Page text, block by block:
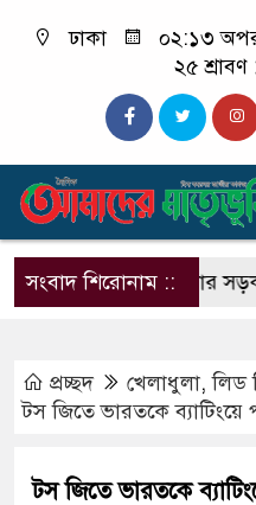
ঢাকা
০২:১৩
২৫ শ্রাবণ
সংবাদ শিরোনাম ::
দেড় কিলোমিটার সড়ক
প্রচ্ছদ খেলাধুলা,লিড
টস জিতে ভারতকে ব্যাটিংয়ে
টস জিতে ভারতকে